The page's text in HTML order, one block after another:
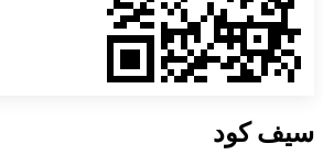
سيفكود